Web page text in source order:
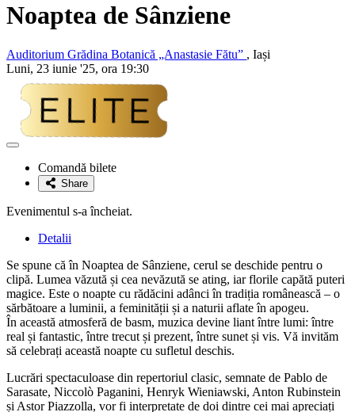
Noaptea de Sânziene
Auditorium Grădina Botanică „Anastasie Fătu” , Iași
Luni, 23 iunie '25, ora 19:30
Adaugă
favoriteComandă bilete
Share
Evenimentul s-a încheiat.
Detalii
Se spune că în Noaptea de Sânziene, cerul se deschide pentru o
clipă. Lumea văzută și cea nevăzută se ating, iar florile capătă puteri
magice. Este o noapte cu rădăcini adânci în tradiția românească – o
sărbătoare a luminii, a feminității și a naturii aflate în apogeu.
În această atmosferă de basm, muzica devine liant între lumi: între
real și fantastic, între trecut și prezent, între sunet și vis. Vă invităm
să celebrați această noapte cu sufletul deschis.
Lucrări spectaculoase din repertoriul clasic, semnate de Pablo de
Sarasate, Niccolò Paganini, Henryk Wieniawski, Anton Rubinstein
și Astor Piazzolla, vor fi interpretate de doi dintre cei mai apreciați